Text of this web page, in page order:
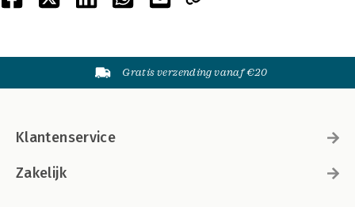
Gratis verzending vanaf €20
Klantenservice
Zakelijk